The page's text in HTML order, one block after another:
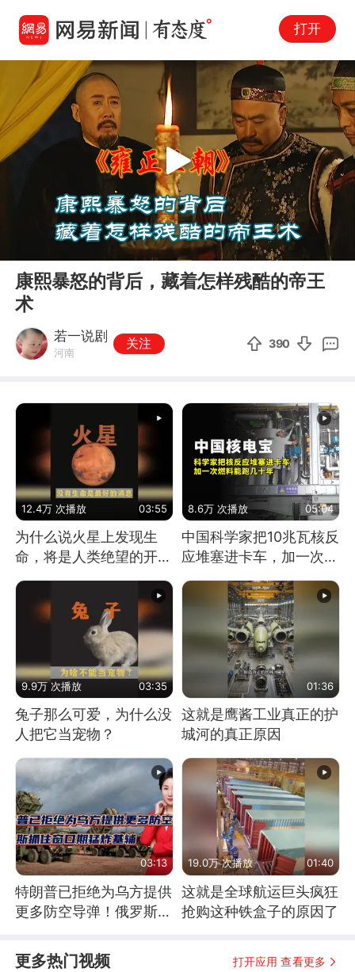
打开
07:50
Play
康熙暴怒的背后，藏着怎样残酷的帝王
术
若一说剧
河南
关注 390
12.4万 次播放 03:55
为什么说火星上发现生
命，将是人类绝望的开
始？
8.6万 次播放 05:04
中国科学家把10兆瓦核反
应堆塞进卡车，加一次燃
料能跑几十年
9.9万 次播放 03:35
兔子那么可爱，为什么没
人把它当宠物？
01:36
这就是鹰酱工业真正的护
城河的真正原因
03:13
特朗普已拒绝为乌方提供
更多防空导弹！俄罗斯抓
19.0万 次播放 01:40
这就是全球航运巨头疯狂
抢购这种铁盒子的原因了
更多热门视频 打开应用 查看更多